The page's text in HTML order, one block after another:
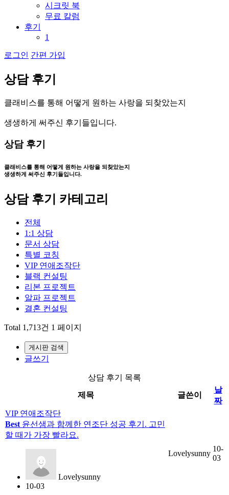
시크릿 북
무료 칼럼
후기
1
로그인 간편 가입
상담 후기
클래 비 스를 통해 어 떻게 원하는 사랑을 되 찾았는지
생생하게 써 주신 후기 들입니 다.
상담 후기
클래비스를 통해 어떻게 원하는 사랑을 되찾았는지
생생하게 써주신 후기들입니다.
상담 후기 카테고리
전체
1:1 상담
문서 상담
특별 코칭
VIP 연애조작단
블랙 컨설팅
리본 프로젝트
알파 프로젝트
결혼 컨설팅
Total 1,713건 1 페이지
게시판 검색
글쓰기
상담 후기 목록
제목
글쓴이
날
짜
VIP 연애조작단
Best 윤선샘과 함께한 연조단 성공 후기. 고민
할 때가 가장 빨라요.
Lovelysunny
10-03
Lovelysunny
10-
03